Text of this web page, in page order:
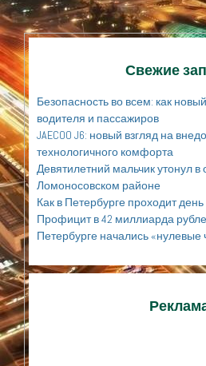
й
т
и
с
д
р
а
и
ю
Свежие
Безопасность во всем: как
водителя и пассажиров
JAECOO J6: новый взгляд на
технологичного комфорта
Девятилетний мальчик утонул в
Ломоносовском районе
Как в Петербурге проходит
Профицит в 42 миллиарда
Петербурге начались